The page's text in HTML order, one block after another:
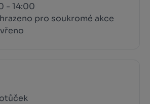
- 14:00
pro soukromé akce